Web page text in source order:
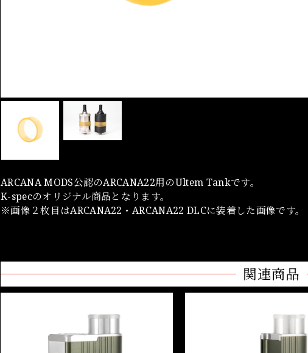
ARCANA MODS公認のARCANA22用のUltem Tankです。
K-specのオリジナル商品となります。
※画像２枚目はARCANA22・ARCANA22 DLCに装着した画像です。
関連商品